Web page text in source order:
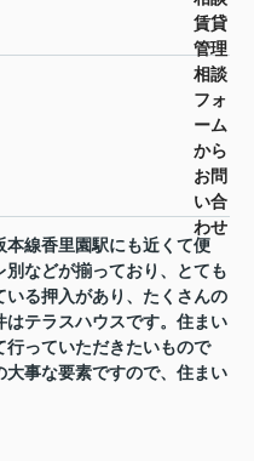
賃貸
管理
相談
フォ
ーム
から
お問
い合
わせ
線香里園駅にも近くて便
などが揃っており、とても
る押入があり、たくさんの
はテラスハウスです。住まい
っていただきたいもので
事な要素ですので、住まい